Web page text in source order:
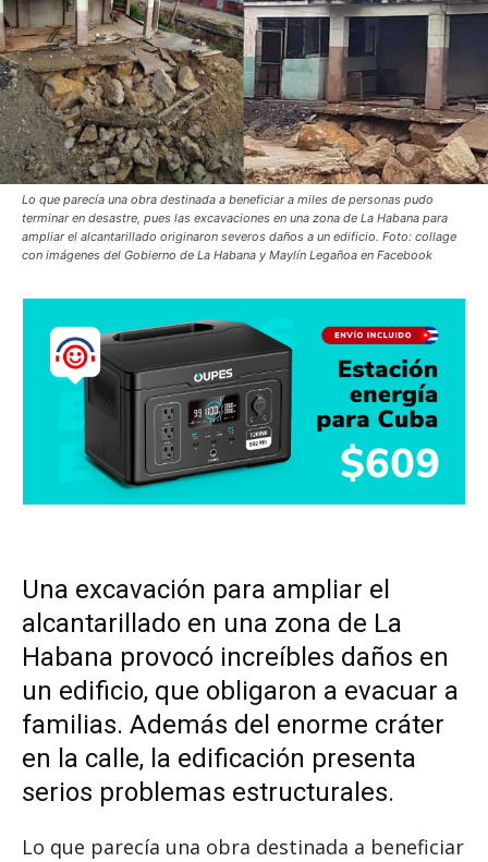
Lo que parecía una obra destinada a beneficiar a miles de personas pudo
terminar en desastre, pues las excavaciones en una zona de La Habana para
ampliar el alcantarillado originaron severos daños a un edificio. Foto: collage
con imágenes del Gobierno de La Habana y Maylín Legañoa en Facebook
Una excavación para ampliar el
alcantarillado en una zona de La
Habana provocó increíbles daños en
un edificio, que obligaron a evacuar a
familias. Además del enorme cráter
en la calle, la edificación presenta
serios problemas estructurales.
Lo que parecía una obra destinada a beneficiar